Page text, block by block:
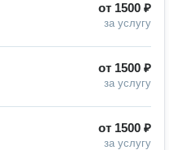
от 1500 ₽
за услугу
от 1500 ₽
за услугу
от 1500 ₽
за услугу